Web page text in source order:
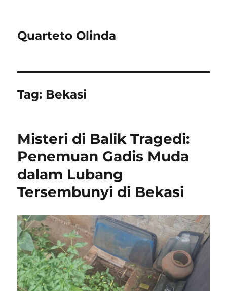
Quarteto Olinda
Tag: Bekasi
Misteri di Balik Tragedi:
Penemuan Gadis Muda
dalam Lubang
Tersembunyi di Bekasi